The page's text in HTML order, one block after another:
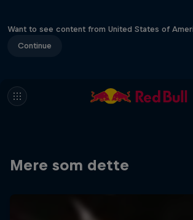
Want to see content from United States of
Continue
Mere som dette